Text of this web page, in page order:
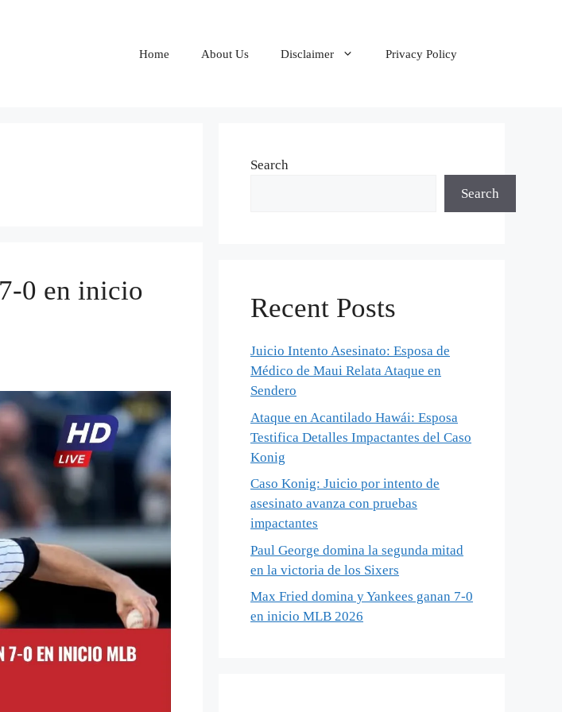
Home About Us Disclaimer Privacy Policy
0 en inicio
Search
Search
Recent Posts
Juicio Intento Asesinato: Esposa de
Médico de Maui Relata Ataque en
Sendero
Ataque en Acantilado Hawái: Esposa
Testifica Detalles Impactantes del Caso
Konig
Caso Konig: Juicio por intento de
asesinato avanza con pruebas
impactantes
Paul George domina la segunda mitad
en la victoria de los Sixers
Max Fried domina y Yankees ganan 7-0
en inicio MLB 2026